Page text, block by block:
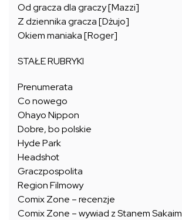
Od gracza dla graczy [Mazzi]
Z dziennika gracza [Dżujo]
Okiem maniaka [Roger]
STAŁE RUBRYKI
Prenumerata
Co nowego
Ohayo Nippon
Dobre, bo polskie
Hyde Park
Headshot
Graczpospolita
Region Filmowy
Comix Zone – recenzje
Comix Zone – wywiad z Stanem Sakaim